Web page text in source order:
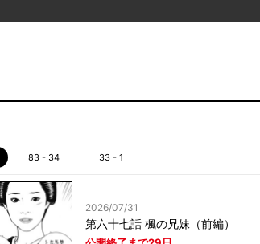
83 - 34 33 - 1
2026/07/31
第六十七話 楓の兄妹（前編）